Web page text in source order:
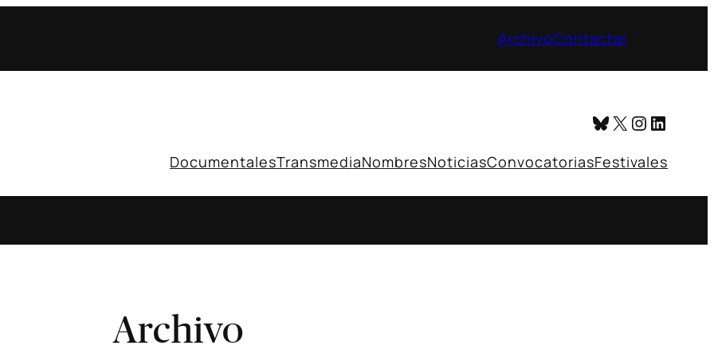
ArchivoContactar
Bluesky
X
DocumentalesTransmediaNombresNoticiasConvocatoriasFestivales
Archivo